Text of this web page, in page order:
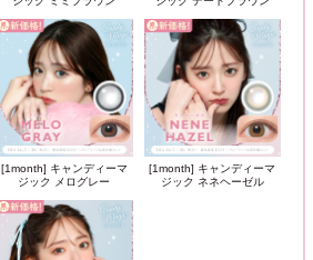
[1month] キャンディーマ
ジック メログレー
[1month] キャンディーマ
ジック ネネヘーゼル